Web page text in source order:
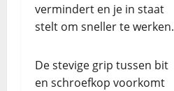
vermindert en je in staat
stelt om sneller te werken.
De stevige grip tussen bit
en schroefkop voorkomt